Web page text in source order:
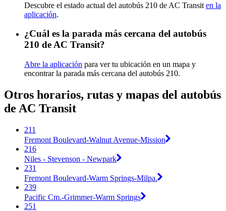
Descubre el estado actual del autobús 210 de AC Transit en la
aplicación.
¿Cuál es la parada más cercana del autobús
210 de AC Transit?
Abre la aplicación para ver tu ubicación en un mapa y
encontrar la parada más cercana del autobús 210.
Otros horarios, rutas y mapas del autobús
de AC Transit
211
Fremont Boulevard-Walnut Avenue-Mission
216
Niles - Stevenson - Newpark
231
Fremont Boulevard-Warm Springs-Milpa.
239
Pacific Cm.-Grimmer-Warm Springs
251